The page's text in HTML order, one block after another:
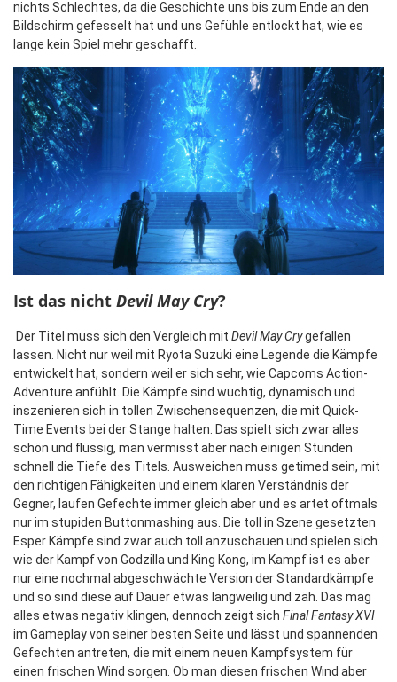
nichts Schlechtes, da die Geschichte uns bis zum Ende an den
Bildschirm gefesselt hat und uns Gefühle entlockt hat, wie es
lange kein Spiel mehr geschafft.
Ist das nicht Devil May Cry?
Der Titel muss sich den Vergleich mit Devil May Crygefallen
lassen. Nicht nur weil mit Ryota Suzuki eine Legende die Kämpfe
entwickelt hat, sondern weil er sich sehr, wie Capcoms Action-
Adventure anfühlt. Die Kämpfe sind wuchtig, dynamisch und
inszenieren sich in tollen Zwischensequenzen, die mit Quick-
Time Events bei der Stange halten. Das spielt sich zwar alles
schön und flüssig, man vermisst aber nach einigen Stunden
schnell die Tiefe des Titels. Ausweichen muss getimed sein, mit
den richtigen Fähigkeiten und einem klaren Verständnis der
Gegner, laufen Gefechte immer gleich aber und es artet oftmals
nur im stupiden Buttonmashing aus. Die toll in Szene gesetzten
Esper Kämpfe sind zwar auch toll anzuschauen und spielen sich
wie der Kampf von Godzilla und King Kong, im Kampf ist es aber
nur eine nochmal abgeschwächte Version der Standardkämpfe
und so sind diese auf Dauer etwas langweilig und zäh. Das mag
alles etwas negativ klingen, dennoch zeigt sich Final Fantasy XVI
im Gameplay von seiner besten Seite und lässt und spannenden
Gefechten antreten, die mit einem neuen Kampfsystem für
einen frischen Wind sorgen. Ob man diesen frischen Wind aber